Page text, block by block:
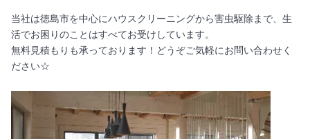
当社は徳島市を中心にハウスクリーニングから害虫駆除まで、生
活でお困りのことはすべてお受けしています。
無料見積もりも承っております！どうぞご気軽にお問い合わせく
ださい☆